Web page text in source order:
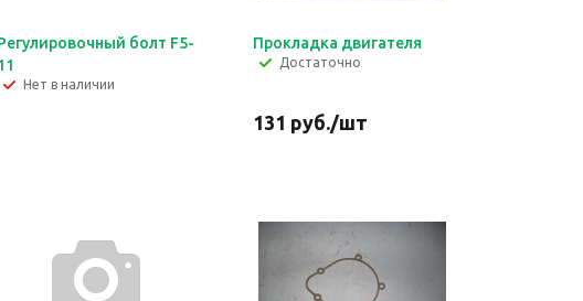
болт F5-
Нет в наличии
Прокладка двигателя
Достаточно
131 руб./шт